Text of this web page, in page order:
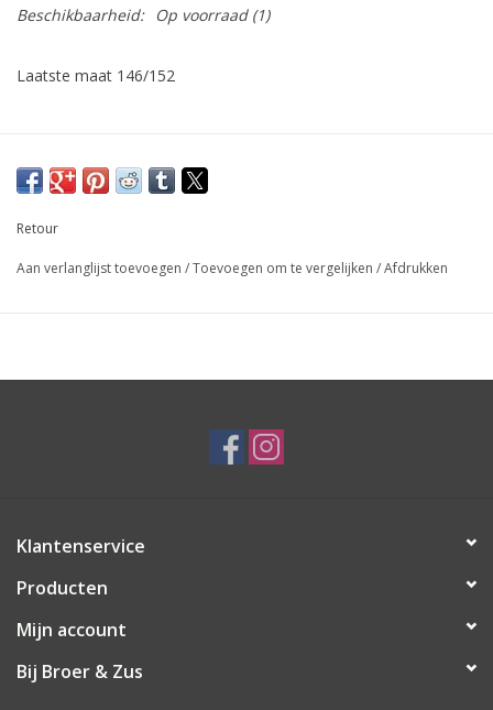
Beschikbaarheid:
Op voorraad(1)
Laatste maat 146/152
Retour
Aan verlanglijst toevoegen /Toevoegen om te vergelijken /Afdrukken
Klantenservice
Producten
Mijn account
Bij Broer & Zus